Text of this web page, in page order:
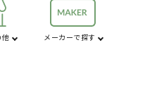
他 メーカーで探す